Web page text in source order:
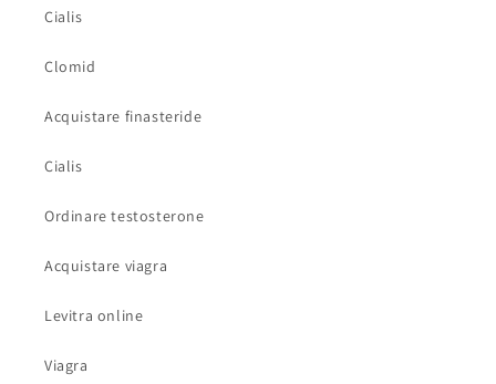
Cialis
Clomid
Acquistare finasteride
Cialis
Ordinare testosterone
Acquistare viagra
Levitra online
Viagra